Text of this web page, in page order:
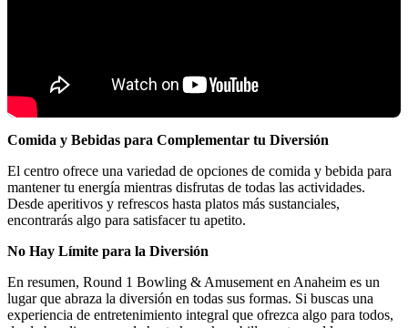
Comida y Bebidas para Complementar tu Diversión
El centro ofrece una variedad de opciones de comida y bebida para
mantener tu energía mientras disfrutas de todas las actividades.
Desde aperitivos y refrescos hasta platos más sustanciales,
encontrarás algo para satisfacer tu apetito.
No Hay Límite para la Diversión
En resumen, Round 1 Bowling & Amusement en Anaheim es un
lugar que abraza la diversión en todas sus formas. Si buscas una
experiencia de entretenimiento integral que ofrezca algo para todos,